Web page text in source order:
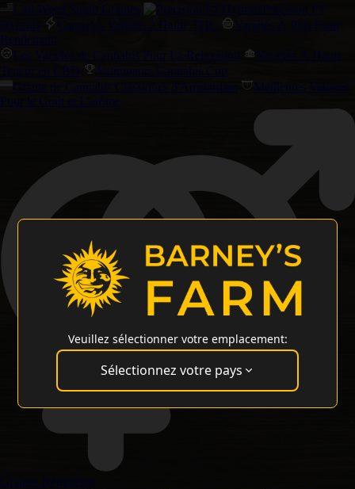
Cali Weed Strain Graines
Precision F1
Hybrids
Cannabis Variétés à Haute THC
Variétés À Plus Haut
Rendement
Les Variétés de Cannabis Pour La Relaxation
Variétés À Haute
Teneur en CBD
Vainqueurs Cannabis Cup
Graine de Cannabis Classiques d'Amsterdam
Meilleures Variétés
Pour le Goût et L'arôme
Graines Régulières
Veuillez sélectionner votre emplacement:
Sélectionnez votre pays